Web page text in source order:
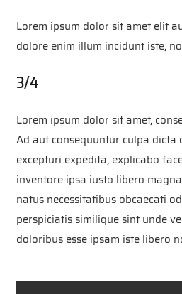
Lorem ipsum dolor sit amet elit
dolore enim illum incidunt iste,
3/4
Lorem ipsum dolor sit amet,
Ad aut consequuntur culpa dicta
excepturi expedita, explicabo
inventore ipsa iusto libero
natus necessitatibus obcaecati
perspiciatis similique sint unde
doloribus esse ipsam iste libero